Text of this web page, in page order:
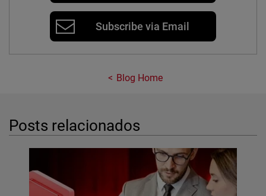
Subscribe via Email
Blog Home
Posts relacionados